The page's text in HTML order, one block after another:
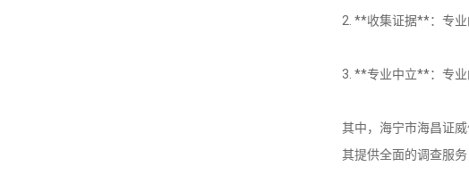
2. **收集证据**：专业
3. **专业中立**：专业
其中，海宁市海昌证
其提供全面的调查服